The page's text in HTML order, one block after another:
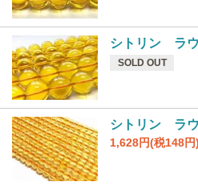
シトリン ラ
SOLD OUT
シトリン ラ
1,628円(税148円)